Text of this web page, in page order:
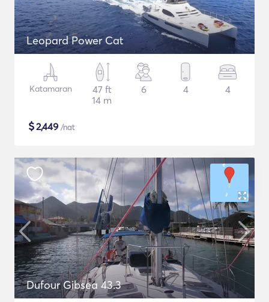
Leopard Power Cat
Katamaran
47 ft
14 m
6 4 4
$2,449 /nat
Dufour Gibsea 43.3